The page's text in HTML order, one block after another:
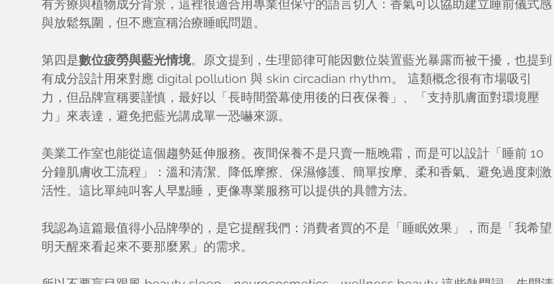
有芳療與植物成分背景，這裡很適合用專業但保守的語言切入：香氣可以協助建立睡前儀式感
與放鬆氛圍，但不應宣稱治療睡眠問題。
第四是數位疲勞與藍光情境。原文提到，生理節律可能因數位裝置藍光暴露而被干擾，也提到
有成分設計用來對應 digital pollution 與 skin circadian rhythm。 這類概念很有市場吸引
力，但品牌宣稱要謹慎，最好以「長時間螢幕使用後的日夜保養」、「支持肌膚面對環境壓
力」來表達，避免把藍光講成單一恐嚇來源。
美業工作室也能從這個趨勢延伸服務。夜間保養不是只賣一瓶晚霜，而是可以設計「睡前 10
分鐘肌膚收工流程」：溫和清潔、降低摩擦、保濕修護、簡單按摩、柔和香氣、避免過度刺激
活性。這比單純叫客人早點睡，更像專業服務可以提供的具體方法。
我認為這篇最值得小品牌學的，是它提醒我們：消費者買的不是「睡眠效果」，而是「我希望
明天醒來看起來不要那麼累」的需求。